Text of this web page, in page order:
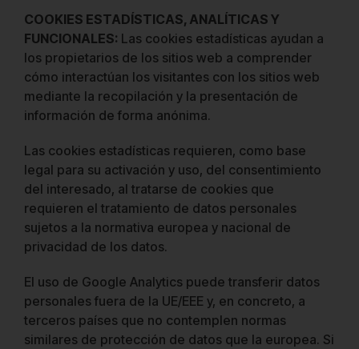
COOKIES ESTADÍSTICAS, ANALÍTICAS Y
FUNCIONALES: Las cookies estadísticas ayudan a
los propietarios de los sitios web a comprender
cómo interactúan los visitantes con los sitios web
mediante la recopilación y la presentación de
información de forma anónima.
Las cookies estadísticas requieren, como base
legal para su activación y uso, del consentimiento
del interesado, al tratarse de cookies que
requieren el tratamiento de datos personales
sujetos a la normativa europea y nacional de
privacidad de los datos.
El uso de Google Analytics puede transferir datos
personales fuera de la UE/EEE y, en concreto, a
terceros países que no contemplen normas
similares de protección de datos que la europea. Si